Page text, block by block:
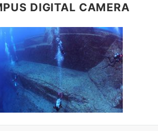
DIGITAL CAMERA